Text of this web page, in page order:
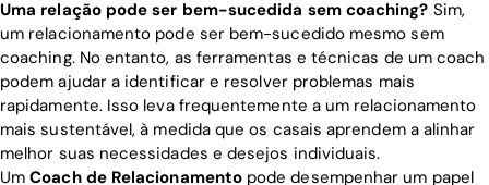
Uma relação pode ser bem-sucedida sem coaching? Sim,
um relacionamento pode ser bem-sucedido mesmo sem
coaching. No entanto, as ferramentas e técnicas de um coach
podem ajudar a identificar e resolver problemas mais
rapidamente. Isso leva frequentemente a um relacionamento
mais sustentável, à medida que os casais aprendem a alinhar
melhor suas necessidades e desejos individuais.
UmCoach de Relacionamentopode desempenhar um papel